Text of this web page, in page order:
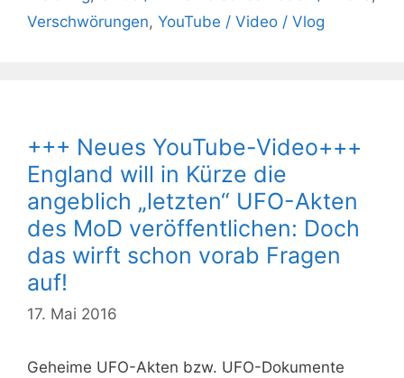
Verschwörungen, YouTube / Video / Vlog
+++ Neues YouTube-Video+++
England will in Kürze die
angeblich „letzten“ UFO-Akten
des MoD veröffentlichen: Doch
das wirft schon vorab Fragen
auf!
17. Mai 2016
Geheime UFO-Akten bzw. UFO-Dokumente